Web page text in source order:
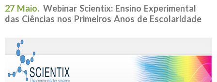
27 Maio. Webinar Scientix: Ensino Experimental
das Ciências nos Primeiros Anos de Escolaridade